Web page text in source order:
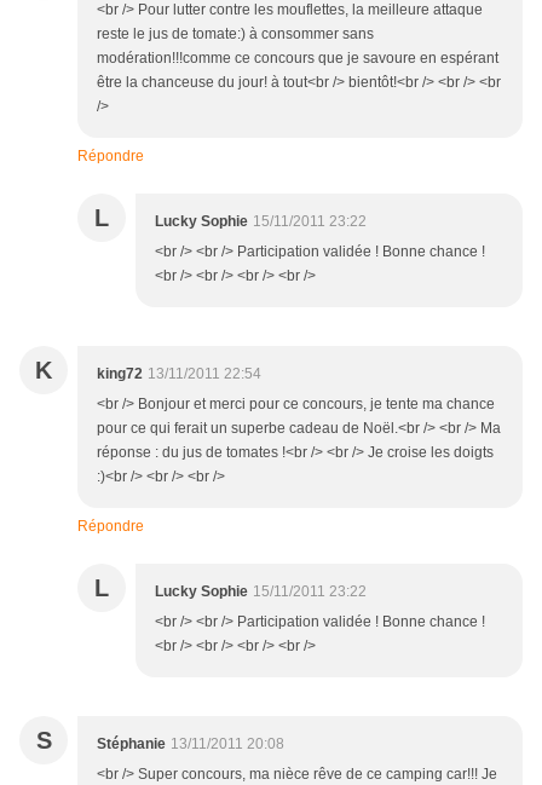
<br /> Pour lutter contre les mouflettes, la meilleure attaque
reste le jus de tomate:) à consommer sans
modération!!!comme ce concours que je savoure en espérant
être la chanceuse du jour! à tout<br /> bientôt!<br /> <br /> <br
/>
Répondre
L Lucky Sophie 15/11/2011 23:22
<br /> <br /> Participation validée ! Bonne chance !
<br /> <br /> <br /> <br />
K king72 13/11/2011 22:54
<br /> Bonjour et merci pour ce concours, je tente ma chance
pour ce qui ferait un superbe cadeau de Noël.<br /> <br /> Ma
réponse : du jus de tomates !<br /> <br /> Je croise les doigts
:)<br /> <br /> <br />
Répondre
L Lucky Sophie 15/11/2011 23:22
<br /> <br /> Participation validée ! Bonne chance !
<br /> <br /> <br /> <br />
S Stéphanie 13/11/2011 20:08
<br /> Super concours, ma nièce rêve de ce camping car!!! Je